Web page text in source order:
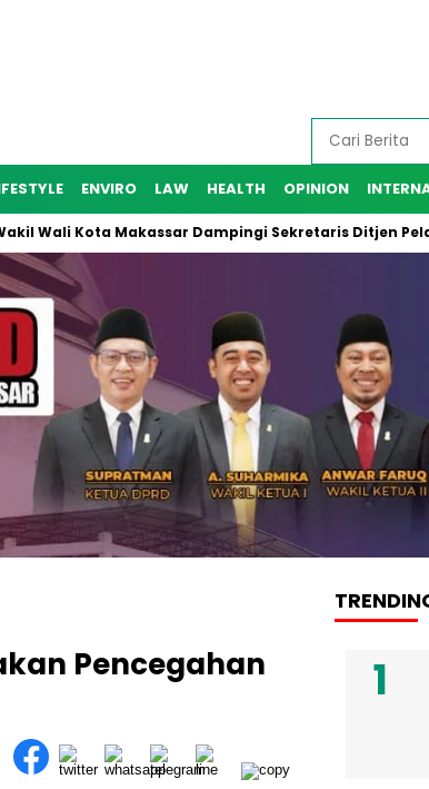
ENVIRO LAW HEALTH OPINION
Wali Kota Makassar Dampingi Sekretaris Ditjen
Pencegahan